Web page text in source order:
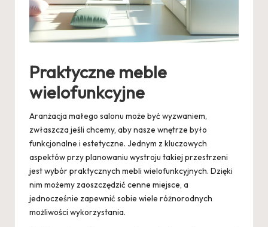
Praktyczne meble
wielofunkcyjne
Aranżacja małego salonu może być wyzwaniem,
zwłaszcza jeśli chcemy, aby nasze wnętrze było
funkcjonalne i estetyczne. Jednym z kluczowych
aspektów przy planowaniu wystroju takiej przestrzeni
jest wybór praktycznych mebli wielofunkcyjnych. Dzięki
nim możemy zaoszczędzić cenne miejsce, a
jednocześnie zapewnić sobie wiele różnorodnych
możliwości wykorzystania.